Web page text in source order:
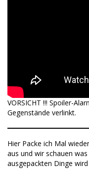
VORSICHT !!! Spoiler-
Gegenstände verlinkt.
Hier Packe ich Mal
aus und wir schauen
ausgepackten Dinge